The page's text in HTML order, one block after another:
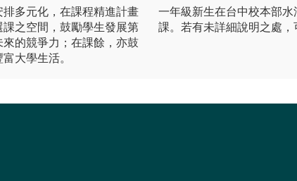
多元化，在課程精進計畫
之空間，鼓勵學生發展第
的競爭力；在課餘，亦鼓
大學生活。
一年級新生在台中校本部
課。若有未詳細說明之處